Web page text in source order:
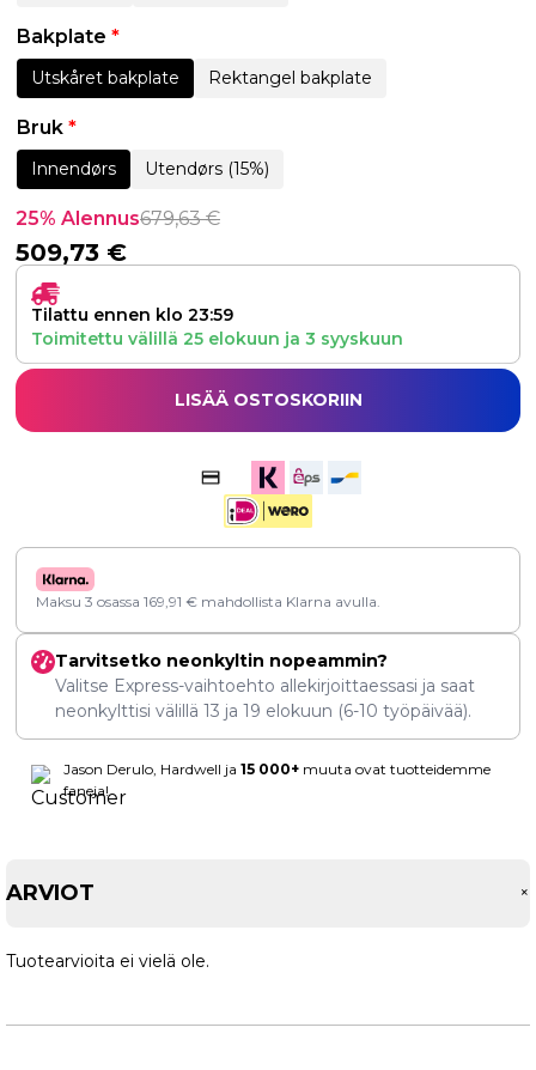
Bakplate *
Utskåret bakplate Rektangel bakplate
Bruk *
Innendørs Utendørs (15%)
25% Alennus679,63€
509,73 €
Tilattu ennen klo 23:59
Toimitettu välillä 25 elokuun ja 3 syyskuun
LISÄÄ OSTOSKORIIN
Maksu 3 osassa 169,91 € mahdollista Klarna avulla.
Tarvitsetko neonkyltin nopeammin?
Valitse Express-vaihtoehto allekirjoittaessasi ja saat
neonkylttisi välillä 13 ja 19 elokuun (6-10 työpäivää).
Jason Derulo, Hardwell ja 15 000+ muuta ovat tuotteidemme
faneja!
ARVIOT +
Tuotearvioita ei vielä ole.